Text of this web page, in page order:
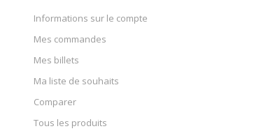
Informations sur le compte
Mes commandes
Mes billets
Ma liste de souhaits
Comparer
Tous les produits